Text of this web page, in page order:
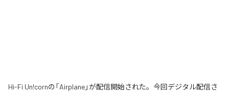
Hi-Fi Un!cornの「Airplane」が配信開始された。今回デジタル配信さ